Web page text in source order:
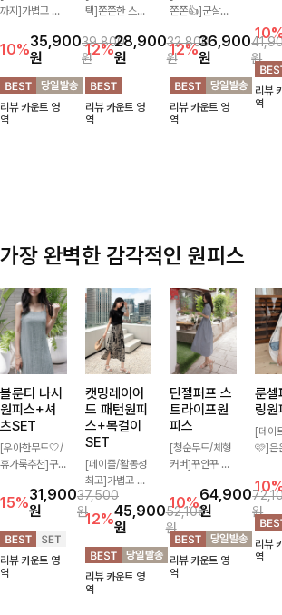
까지]가볍고 시
소재로 한여름까
지 쾌적하게 즐
기기 좋은 8부
커브 와이드 팬
츠 🤍 자연스럽
게 떨어지는 커
10%35,900
원
39,800
원
리뷰 카운트 영
역
택]쫀쫀한 스판
루 종일 편안하
게 입어지면서
깔끔한 핏까지
완성해주는 슬랙
스🖤 절개와이
드·핀턱와이드·
팬츠랍니다
12%28,900
원
32,800
원
리뷰 카운트 영
역
쫀쫀👍]군살을
부츠컷 핏에 발
목이 드러나는
8부 기장으로
다리를 슬림하고
길어보이게 만들
어주며 생지 소
12%36,900
원
원
리뷰 카운트 영
역
와이
없는 5
으로
즐기기
님 팬
지한
리뷰
역
가장 완벽한 감각적인 원피스
블룬티 나시
원피스+셔
츠SET
[우아한무드🤍/
휴가룩추천]구
소재의 나시원피
스+셔츠 조합으
로 코디 걱정없
이 여성스럽고
편안하게 즐길
수 있는 아이템
15%31,900
원
37,500
원
리뷰 카운트 영
역
캣밍레이어
드 패턴원피
스+목걸이
SET
[페이즐/활동성
최고]가볍고 시
원한 착용감으로
여름 내내 부담
없이 즐기기 좋
은 라운드 니트
🤍 베이직한 디
자인으로 다양한
하의와 손쉽게
12%45,900
원
52,100
원
리뷰 카운트 영
역
딘젤퍼프 스
트라이프원
피스
[청순무드/체형
커버]꾸안꾸 무
볍고 산뜻한 착
용감으로 여름
내내 손이 자주
가는 원피스예
요- 은은한 스트
라이프 패턴과
10%64,900
원
원
리뷰 카운트 영
역
룬셀
링원
[데이
🩷]은
소매
사랑스
를 완
원피
스모
슬림
리뷰
역